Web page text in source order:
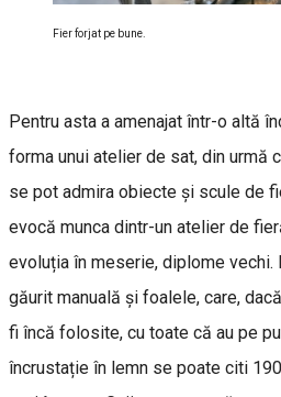
Fier forjat pe bune.
Pentru asta a amenajat într-o altă
forma unui atelier de sat, din urmă
se pot admira obiecte și scule de
evocă munca dintr-un atelier de
evoluția în meserie, diplome vechi.
găurit manuală și foalele, care,
fi încă folosite, cu toate că au pe
încrustație în lemn se poate citi